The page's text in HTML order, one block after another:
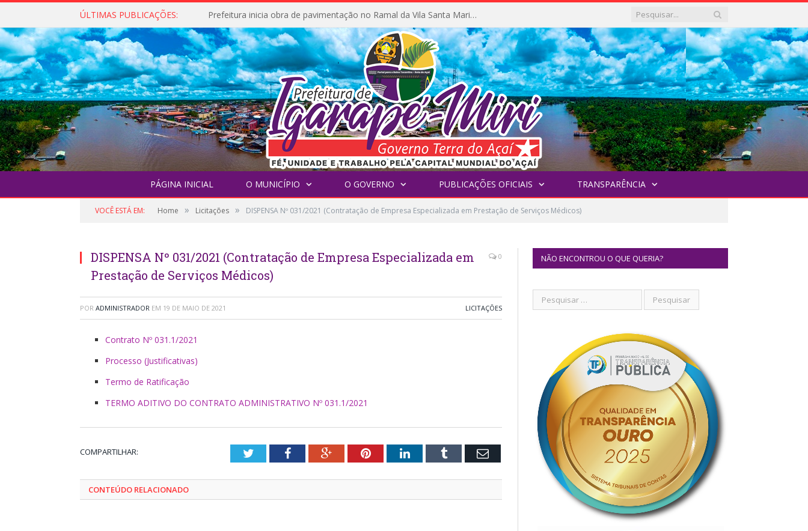
ÚLTIMAS PUBLICAÇÕES: Prefeitura inicia obra de pavimentação no Ramal da Vila Santa Maria do Icatu
PÁGINA INICIAL O MUNICÍPIO O GOVERNO PUBLICAÇÕES OFICIAIS TRANSPARÊNCIA
VOCÊ ESTÁ EM: Home » Licitações » DISPENSA Nº 031/2021 (Contratação de Empresa Especializada em Prestação de Serviços Médicos)
DISPENSA Nº 031/2021 (Contratação de Empresa Especializada em
Prestação de Serviços Médicos)
0
POR ADMINISTRADOR EM 19 DE MAIO DE 2021 LICITAÇÕES
Contrato Nº 031.1/2021
Processo (Justificativas)
Termo de Ratificação
TERMO ADITIVO DO CONTRATO ADMINISTRATIVO Nº 031.1/2021
COMPARTILHAR: TwitterFacebookGoogle+PinterestLinkedInTumblr Email
CONTEÚDO RELACIONADO
NÃO ENCONTROU O QUE QUERIA?